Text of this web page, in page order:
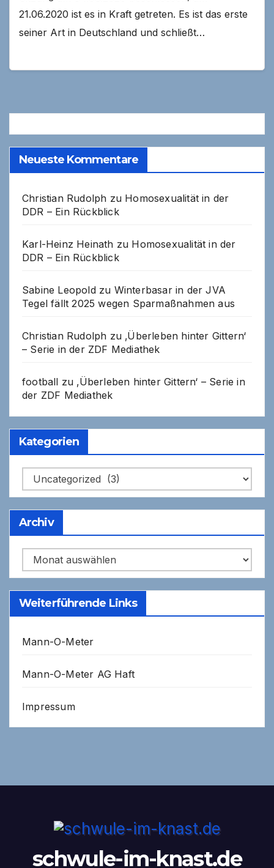
21.06.2020 ist es in Kraft getreten. Es ist das erste
seiner Art in Deutschland und schließt…
Neueste Kommentare
Christian Rudolph zu Homosexualität in der
DDR – Ein Rückblick
Karl-Heinz Heinath zu Homosexualität in der
DDR – Ein Rückblick
Sabine Leopoldzu Winterbasar in der JVA
Tegel fällt 2025 wegen Sparmaßnahmen aus
Christian Rudolph zu ‚Überleben hinter Gittern‘
– Serie in der ZDF Mediathek
football zu ‚Überleben hinter Gittern‘ – Serie in
der ZDF Mediathek
Kategorien
Kategorien
Archiv
Archiv
Weiterführende Links
Mann-O-Meter
Mann-O-Meter AG Haft
Impressum
schwule-im-knast.de